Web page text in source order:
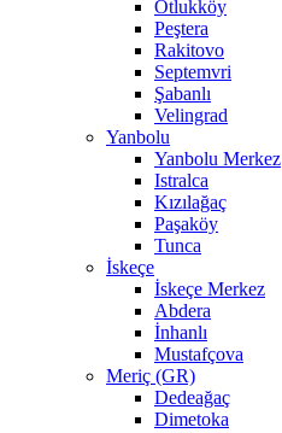
Otlukköy
Peştera
Rakitovo
Septemvri
Şabanlı
Velingrad
Yanbolu
Yanbolu Merkez
Istralca
Kızılağaç
Paşaköy
Tunca
İskeçe
İskeçe Merkez
Abdera
İnhanlı
Mustafçova
Meriç (GR)
Dedeağaç
Dimetoka